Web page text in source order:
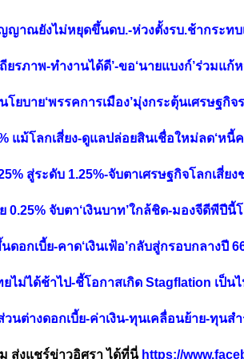
ญญาณยังไม่หยุดขึ้นดบ.-ห่วงตั้งรบ.ช้ากระท
ถียรภาพ-ทำงานได้ดี’-ขอ‘นายแบงก์’ร่วมแก้
โยบาย‘พรรคการเมือง’มุ่งกระตุ้นเศรษฐกิจ
แม้โลกเสี่ยง-ดูแลปล่อยสินเชื่อใหม่ลด‘หนี้ค
สู่ระดับ 1.25%-จับตาเศรษฐกิจโลกเสี่ย
จับตา‘เงินบาท’ใกล้ชิด-มองจีดีพีปีนี้
นดอกเบี้ย-คาด‘เงินเฟ้อ’กลับสู่กรอบกลางปี
ไม่ได้ช้าไป-ชี้โอกาสเกิด Stagflation เป็น
วนต่างดอกเบี้ย-ค่าเงิน-ทุนเคลื่อนย้าย-ทุนสำ
ส่งแชร์ข่าวอิศรา ได้ที่นี่ https://